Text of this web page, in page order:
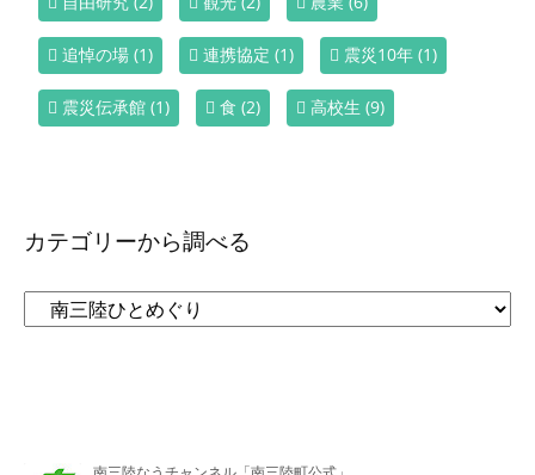
追悼の場 (1) 連携協定 (1) 震災10年 (1)
震災伝承館 (1) 食 (2) 高校生 (9)
カテゴリーから調べる
カ
テ